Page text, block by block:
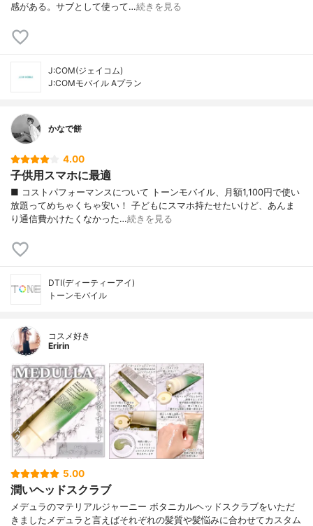
感がある。サブとして使って…続きを見る
J:COM(ジェイコム)
J:COMモバイル Aプラン
かなで餅
4.00
子供用スマホに最適
■ コストパフォーマンスについて トーンモバイル、月額1,100円で使い
放題ってめちゃくちゃ安い！ 子どもにスマホ持たせたいけど、あんま
り通信費かけたくなかった…続きを見る
DTI(ディーティーアイ)
トーンモバイル
コスメ好き
Eririn
5.00
潤いヘッドスクラブ
メデュラのマテリアルジャーニー ボタニカルヘッドスクラブをいただ
きましたメデュラと言えばそれぞれの髪質や髪悩みに合わせてカスタム